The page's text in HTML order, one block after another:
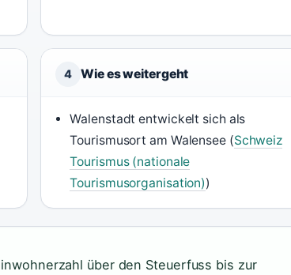
4 Wie es weitergeht
Walenstadt entwickelt sich als
Tourismusort am Walensee (Schweiz
Tourismus (nationale
Tourismusorganisation))
über den Steuerfuss bis zur